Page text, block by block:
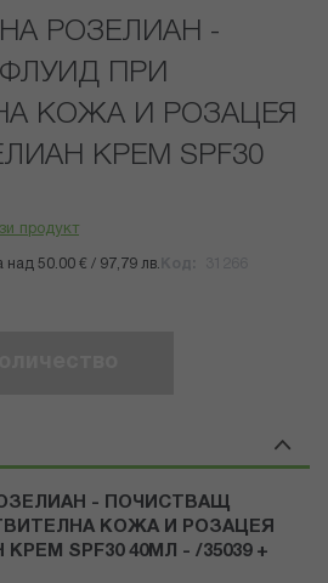
РОЗЕЛИАН -
ПРИ
КОЖА И РОЗАЦЕЯ
КРЕМ SPF30
продукт
над 50.00 € / 97,79 лв.
- ПОЧИСТВАЩ
КОЖА И РОЗАЦЕЯ
SPF30 40МЛ - /35039 +